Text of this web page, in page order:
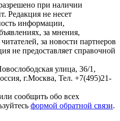
при наличии
Редакция не несет
информации,
за мнения,
за новости партнеров
не предоставляет справочной
улица, 36/1 ,
г.Москва, Тел. +7(495)21-
сообщить обо всех
формой обратной связи.